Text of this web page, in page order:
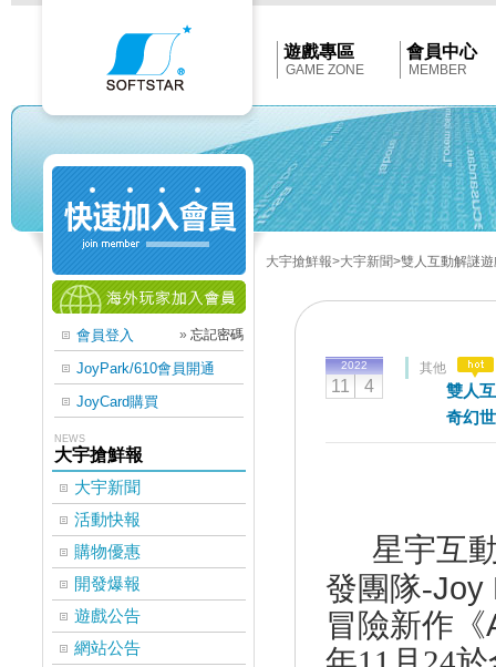
Softstar
遊戲專區
GAME ZONE
會員中心
MEMBER
會員登入 » 忘記密碼
JoyPark/610會員開通
JoyCard購買
NEWS
大宇搶鮮報
大宇新聞
活動快報
購物優惠
開發爆報
遊戲公告
網站公告
大宇搶鮮報>大宇新聞>雙人互動解謎
2022
11 4
其他
雙人
奇幻
星宇互
發團隊-Joy
冒險新作《